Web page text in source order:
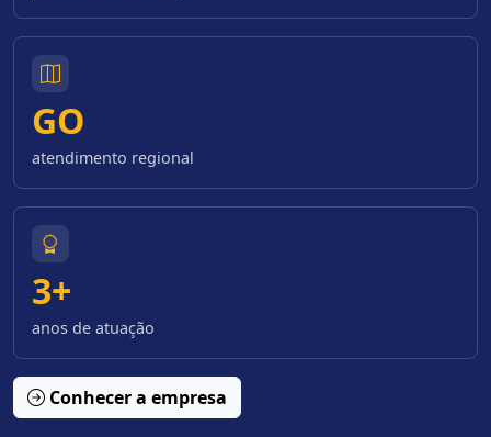
GO
atendimento regional
3+
anos de atuação
Conhecer a empresa